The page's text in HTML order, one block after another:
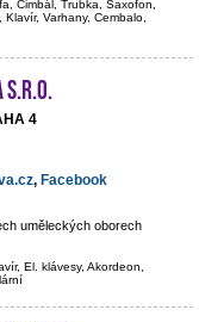
Cimbál, Trubka, Saxofon,
Varhany, Cembalo,
s.r.o.
4
, Facebook
uměleckých oborech
El. klávesy, Akordeon,